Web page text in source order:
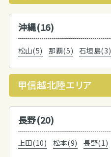
沖縄(16)
松山(5) 那覇(5) 石垣島(3)
甲信越北陸エリア
長野(20)
上田(10) 松本(9) 長野(1)